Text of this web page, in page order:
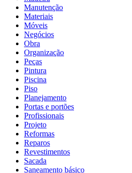
Manutenção
Materiais
Móveis
Negócios
Obra
Organização
Peças
Pintura
Piscina
Piso
Planejamento
Portas e portões
Profissionais
Projeto
Reformas
Reparos
Revestimentos
Sacada
Saneamento básico